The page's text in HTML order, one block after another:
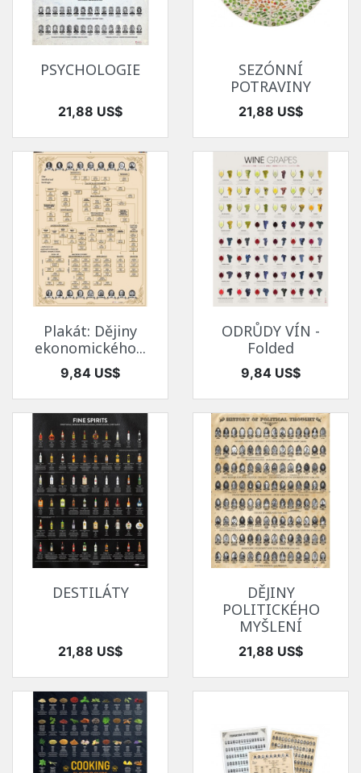
PSYCHOLOGIE
Cena
21,88 US$
SEZÓNNÍ
POTRAVINY
Cena
21,88 US$
Plakát: Dějiny
ekonomického...
Cena
9,84 US$
ODRŮDY VÍN -
Folded
Cena
9,84 US$
DESTILÁTY
Cena
21,88 US$
DĚJINY
POLITICKÉHO
MYŠLENÍ
Cena
21,88 US$